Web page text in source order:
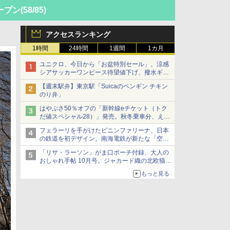
プン(58/85)
アクセスランキング
1時間 24時間 1週間 1カ月
ユニクロ、今日から「お盆特別セール」。涼感
シアサッカーワンピース待望値下げ、撥水ギア
ショーツは1990円に
【週末駅弁】東京駅「Suicaのペンギン チキン
のり弁」
はやぶさ50％オフの「新幹線eチケット（トク
だ値スペシャル28）」発売。秋冬乗車分、えき
ねっと限定
フェラーリを手がけたピニンファリーナ、日本
の鉄道を初デザイン。南海電鉄が新たな「空港
特急」をなにわ筋線へ導入
「リサ・ラーソン」がま口ポーチ付録、大人の
おしゃれ手帖 10月号。ジャカード織の北欧猫デ
もっと見る